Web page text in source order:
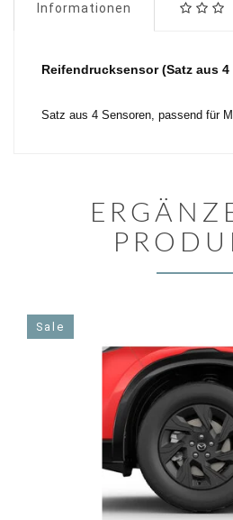
Informationen
Reifendrucksensor (Satz aus 4
Satz aus 4 Sensoren, passend für
Sale